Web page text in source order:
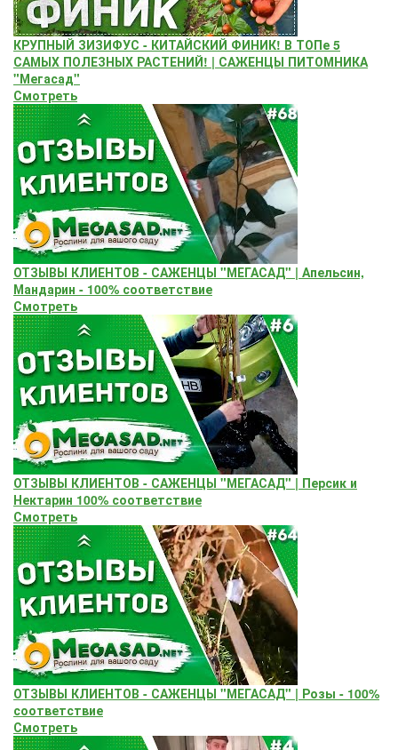
КРУПНЫЙ ЗИЗИФУС - КИТАЙСКИЙ ФИНИК! В ТОПе 5
САМЫХ ПОЛЕЗНЫХ РАСТЕНИЙ! | САЖЕНЦЫ ПИТОМНИКА
"Мегасад"
Смотреть
ОТЗЫВЫ КЛИЕНТОВ - САЖЕНЦЫ "МЕГАСАД" | Апельсин,
Мандарин - 100% соответствие
Смотреть
ОТЗЫВЫ КЛИЕНТОВ - САЖЕНЦЫ "МЕГАСАД" | Персик и
Нектарин 100% соответствие
Смотреть
ОТЗЫВЫ КЛИЕНТОВ - САЖЕНЦЫ "МЕГАСАД" | Розы - 100%
соответствие
Смотреть